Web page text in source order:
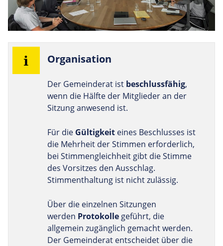
Orga­ni­sa­tion
Der Gemeinderat ist beschlussfähig,
wenn die Hälfte der Mitglieder an der
Sitzung anwesend ist.
Für die Gültigkeit eines Beschlusses ist
die Mehrheit der Stimmen erforderlich,
bei Stimmengleichheit gibt die Stimme
des Vorsitzes den Ausschlag.
Stimmenthaltung ist nicht zulässig.
Über die einzelnen Sitzungen
werden Protokolle geführt, die
allgemein zugänglich gemacht werden.
Der Gemeinderat entscheidet über die